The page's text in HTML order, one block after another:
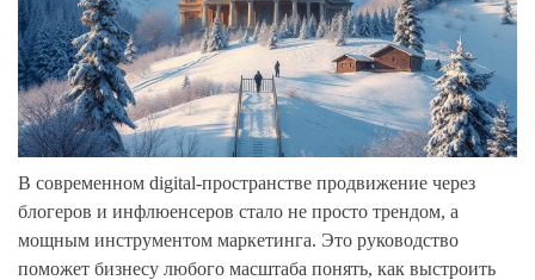
В современном digital-пространстве продвижение через
блогеров и инфлюенсеров стало не просто трендом, а
мощным инструментом маркетинга. Это руководство
поможет бизнесу любого масштаба понять, как выстроить